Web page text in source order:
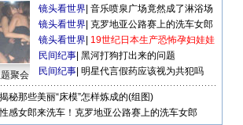
聚会
镜头看世界 音乐喷泉广场竟然成了淋浴场
镜头看世界 克罗地亚公路赛上的洗车女郎
镜头看世界 19世纪日本生产恐怖孕妇娃娃
民间纪事 黑河打狗打出来的问题
民间纪事 明星代言假药应该视为共犯吗
揭秘那些美丽“床模”怎样炼成的(组图)
性感女郎来洗车！克罗地亚公路赛上的洗车女郎